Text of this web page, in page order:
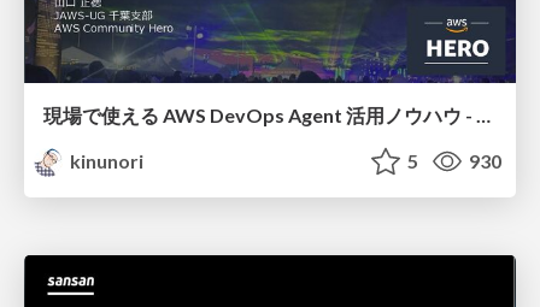
現場で使える AWS DevOps Agent 活用ノウハウ - Release Management 機能の検証結果を添えて / AWS DevOps Agent Release Management and Know-How
kinunori
5 930